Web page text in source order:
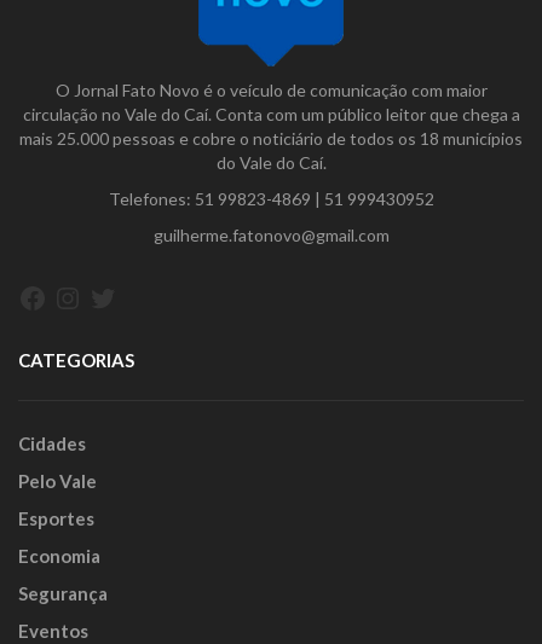
O Jornal Fato Novo é o veículo de comunicação com maior
circulação no Vale do Caí. Conta com um público leitor que chega a
mais 25.000 pessoas e cobre o noticiário de todos os 18 municípios
do Vale do Caí.
Telefones: 51 99823-4869 | 51 999430952
guilherme.fatonovo@gmail.com
CATEGORIAS
Cidades
Pelo Vale
Esportes
Economia
Segurança
Eventos